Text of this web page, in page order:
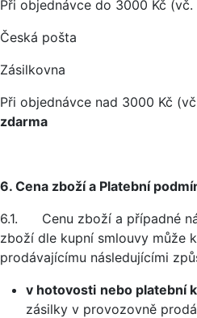
Při objednávce do 3000 Kč
Česká pošta
Zásilkovna
Při objednávce nad 3000 Kč
zdarma
6. Cena zboží a Platební
6.1. Cenu zboží a případné
zboží dle kupní smlouvy může
prodávajícímu následujícími
v hotovosti nebo platební
zásilky v provozovně